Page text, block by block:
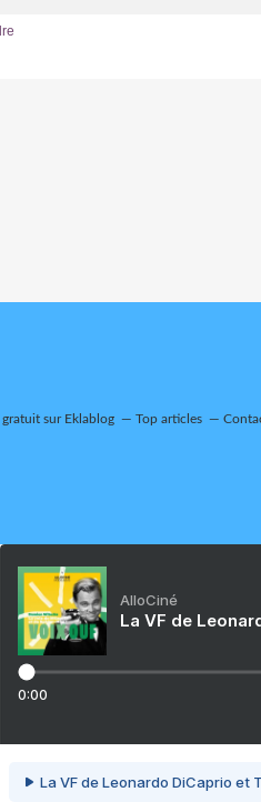
sur Eklablog Top articles
AlloCiné
La VF de
0:00
La VF de Leonardo DiCaprio et